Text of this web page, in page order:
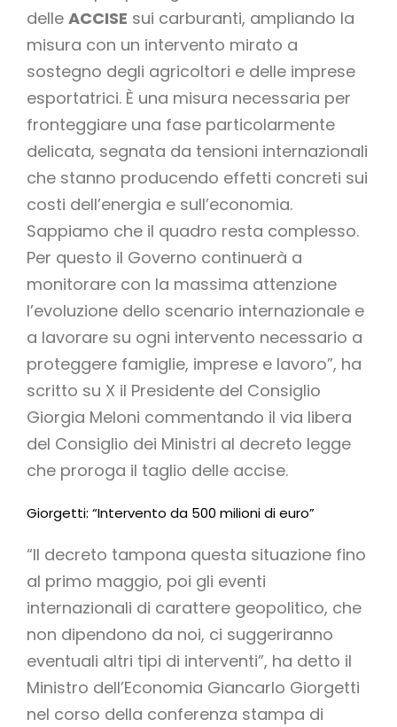
delle ACCISE sui carburanti, ampliando la
misura con un intervento mirato a
sostegno degli agricoltori e delle imprese
esportatrici. È una misura necessaria per
fronteggiare una fase particolarmente
delicata, segnata da tensioni internazionali
che stanno producendo effetti concreti sui
costi dell’energia e sull’economia.
Sappiamo che il quadro resta complesso.
Per questo il Governo continuerà a
monitorare con la massima attenzione
l’evoluzione dello scenario internazionale e
a lavorare su ogni intervento necessario a
proteggere famiglie, imprese e lavoro”, ha
scritto su X il Presidente del Consiglio
Giorgia Meloni commentando il via libera
del Consiglio dei Ministri al decreto legge
che proroga il taglio delle accise.
Giorgetti: “Intervento da 500 milioni di euro”
“Il decreto tampona questa situazione fino
al primo maggio, poi gli eventi
internazionali di carattere geopolitico, che
non dipendono da noi, ci suggeriranno
eventuali altri tipi di interventi”, ha detto il
Ministro dell’Economia Giancarlo Giorgetti
nel corso della conferenza stampa di